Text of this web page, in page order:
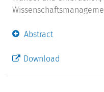
Abstract
Download